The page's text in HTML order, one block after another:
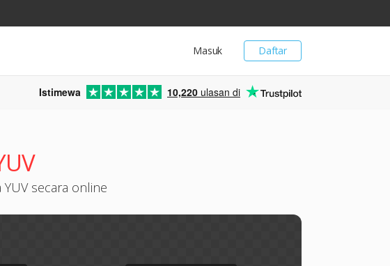
Daftar
Masuk
Istimewa 10,220 ulasan di
secara online